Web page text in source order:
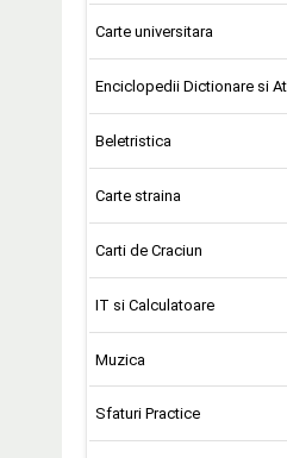
Carte universitara
Enciclopedii Dictionare si
Beletristica
Carte straina
Carti de Craciun
IT si Calculatoare
Muzica
Sfaturi Practice